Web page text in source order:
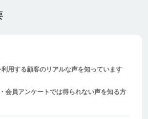
用する顧客のリアルな声を知っています
会員アンケートでは得られない声を知る方